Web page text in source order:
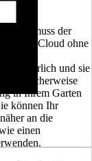
muss der
Cloud ohne
erforderlich und sie
typischerweise
in Ihrem Garten
können Ihr
an die
einen